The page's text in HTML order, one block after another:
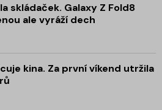
skládaček. Galaxy Z Fold8
ale vyráží dech
kina. Za první víkend utržila